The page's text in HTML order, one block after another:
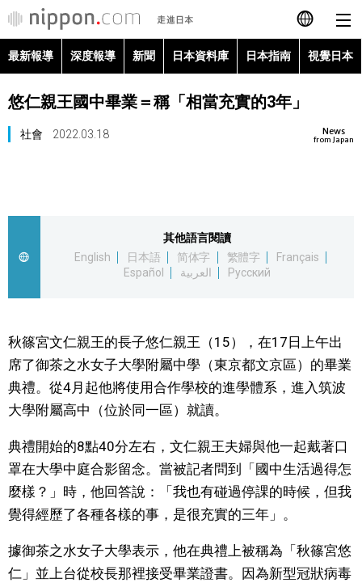
日本語
English
العربية
日本指南
視覺日本
更多
人物訪談
日本入門
最新報導 深度報導 新聞 日本資料庫 日本指南 視覺日本
悠仁親王國中畢業＝稱「相當充實的3年」
News
from Japan
社會 2022.03.18
其他語言閱讀
English
日本語 简体字 繁體字
Français
Español
العربية Русский
秋篠宮文仁親王的長子悠仁親王（15），在17日上午出
席了御茶之水女子大學附屬中學（東京都文京區）的畢業
典禮。從4月起他將使用合作學校的進學體系，進入筑波
大學附屬高中（位於同一區）就讀。
典禮開始的8點40分左右，文仁親王夫婦與他一起戴著口
罩在大學中庭合影留念。當被記者問到「國中生活過得怎
麼樣？」時，他回答說：「我也有碰過停課的時候，但我
覺得經歷了各種各樣的事，是很充實的三年」。
據御茶之水女子大學表示，他在典禮上被稱為「秋篠宮悠
仁」並上台從校長那裡接受畢業證書。因為新型冠狀病毒